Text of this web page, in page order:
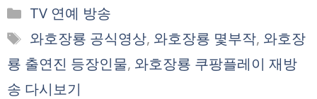
카
테
리
TV 연예 방송
태
그
와호장룡 공식영상, 와호장룡 몇부작, 와호장
룡 출연진 등장인물, 와호장룡 쿠팡플레이 재방
송 다시보기